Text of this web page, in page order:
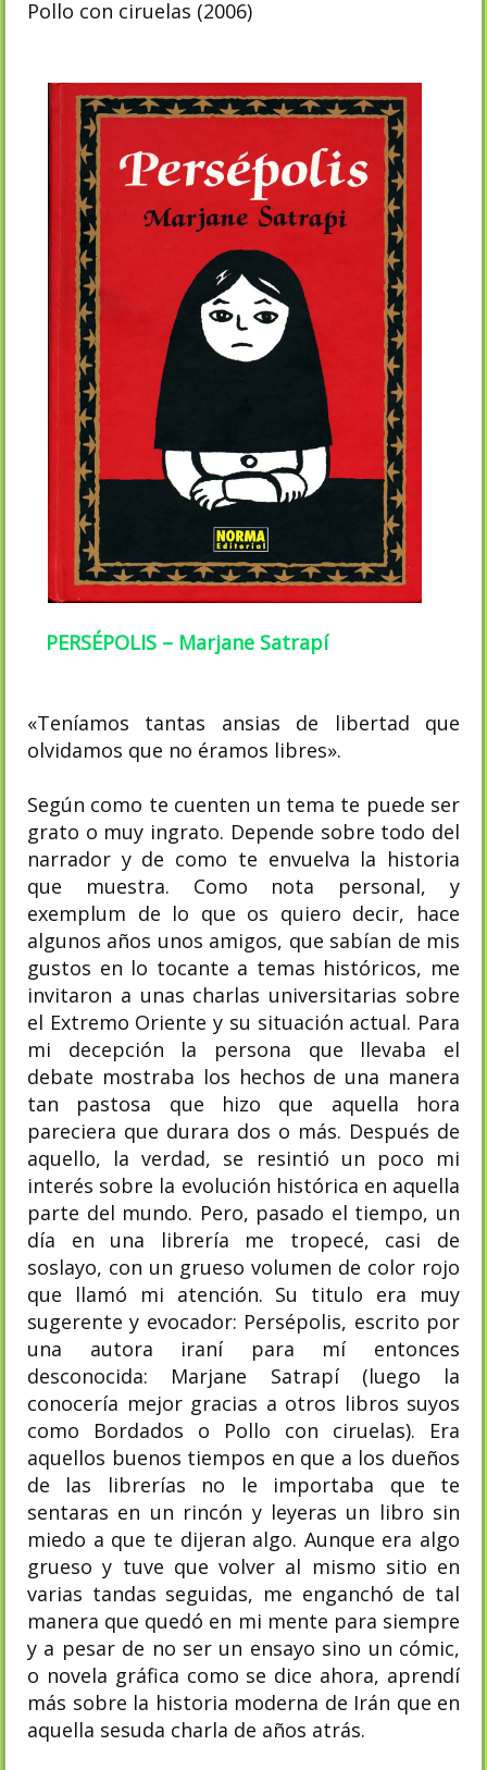
Pollo con ciruelas (2006)
PERSÉPOLIS – Marjane Satrapí
«Teníamos tantas ansias de libertad que
olvidamos que no éramos libres».
Según como te cuenten un tema te puede ser
grato o muy ingrato. Depende sobre todo del
narrador y de como te envuelva la historia
que muestra. Como nota personal, y
exemplum de lo que os quiero decir, hace
algunos años unos amigos, que sabían de mis
gustos en lo tocante a temas históricos, me
invitaron a unas charlas universitarias sobre
el Extremo Oriente y su situación actual. Para
mi decepción la persona que llevaba el
debate mostraba los hechos de una manera
tan pastosa que hizo que aquella hora
pareciera que durara dos o más. Después de
aquello, la verdad, se resintió un poco mi
interés sobre la evolución histórica en aquella
parte del mundo. Pero, pasado el tiempo, un
día en una librería me tropecé, casi de
soslayo, con un grueso volumen de color rojo
que llamó mi atención. Su titulo era muy
sugerente y evocador: Persépolis, escrito por
una autora iraní para mí entonces
desconocida: Marjane Satrapí (luego la
conocería mejor gracias a otros libros suyos
como Bordados o Pollo con ciruelas). Era
aquellos buenos tiempos en que a los dueños
de las librerías no le importaba que te
sentaras en un rincón y leyeras un libro sin
miedo a que te dijeran algo. Aunque era algo
grueso y tuve que volver al mismo sitio en
varias tandas seguidas, me enganchó de tal
manera que quedó en mi mente para siempre
y a pesar de no ser un ensayo sino un cómic,
o novela gráfica como se dice ahora, aprendí
más sobre la historia moderna de Irán que en
aquella sesuda charla de años atrás.